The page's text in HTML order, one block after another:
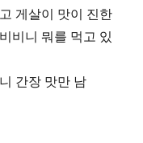
게살이 맛이 진한
비니 뭐를 먹고 있
간장 맛만 남